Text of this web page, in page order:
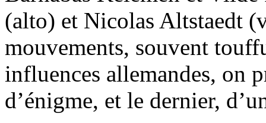
(alto) et Nicolas Altstaedt
mouvements, souvent
influences allemandes, on
d’énigme, et le dernier,